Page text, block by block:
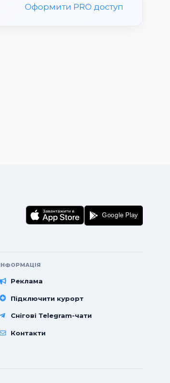
Оформити PRO доступ
Реклама
Підключити курорт
Снігові Telegram-чати
Контакти